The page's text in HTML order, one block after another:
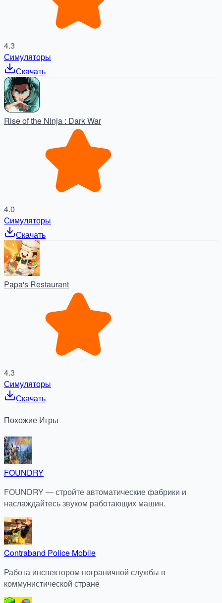
4.3
Симуляторы
Скачать
Rise of the Ninja : Dark War
4.0
Симуляторы
Скачать
Papa's Restaurant
4.3
Симуляторы
Скачать
Похожие Игры
FOUNDRY
FOUNDRY — стройте автоматические фабрики и
наслаждайтесь звуком работающих машин.
Contraband Police Mobile
Работа инспектором пограничной службы в
коммунистической стране